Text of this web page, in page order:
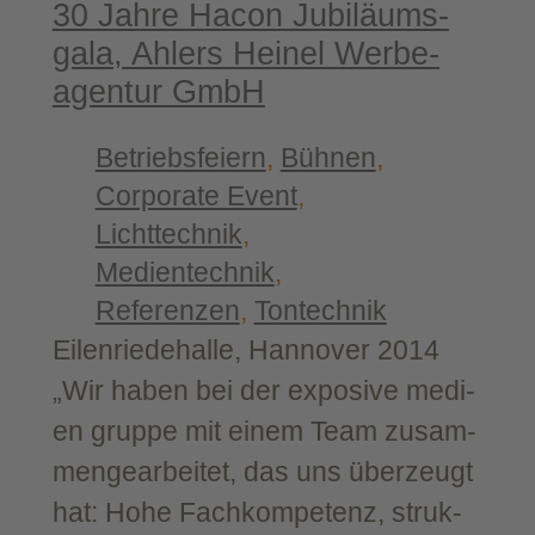
30 Jah­re Hacon Jubi­lä­ums­
ga­la, Ahlers Hei­nel Wer­be­
agen­tur GmbH
Betriebsfeiern, Bühnen
Corporate Event
Lichttechnik
Medientechnik
Referenzen, Tontechnik
Eilen­rie­de­hal­le, Han­no­ver 2014
„Wir haben bei der expo­si­ve medi­
en grup­pe mit einem Team zusam­
men­ge­ar­bei­tet, das uns über­zeugt
hat: Hohe Fach­kom­pe­tenz, struk­